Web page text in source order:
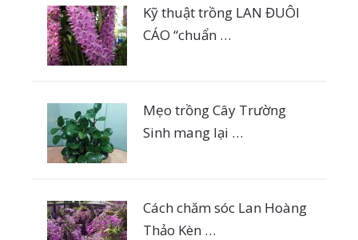
Kỹ thuật trồng LAN ĐUÔI
CÁO “chuẩn …
Mẹo trồng Cây Trường
Sinh mang lại …
Cách chăm sóc Lan Hoàng
Thảo Kèn …